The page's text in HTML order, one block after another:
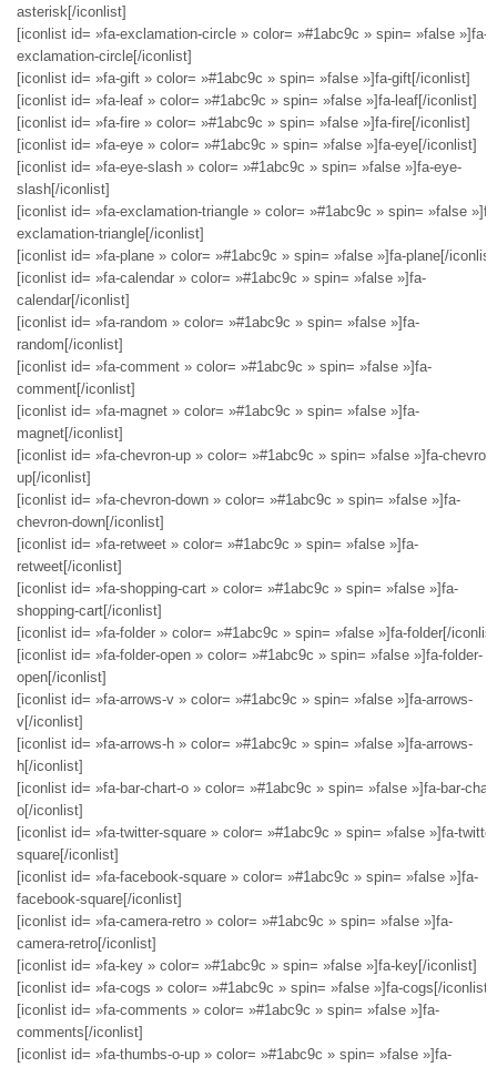
asterisk[/iconlist]
[iconlist id= »fa-exclamation-circle » color= »#1abc9c » spin= »false »]fa-
exclamation-circle[/iconlist]
[iconlist id= »fa-gift » color= »#1abc9c » spin= »false »]fa-gift[/iconlist]
[iconlist id= »fa-leaf » color= »#1abc9c » spin= »false »]fa-leaf[/iconlist]
[iconlist id= »fa-fire » color= »#1abc9c » spin= »false »]fa-fire[/iconlist]
[iconlist id= »fa-eye » color= »#1abc9c » spin= »false »]fa-eye[/iconlist]
[iconlist id= »fa-eye-slash » color= »#1abc9c » spin= »false »]fa-eye-
slash[/iconlist]
[iconlist id= »fa-exclamation-triangle » color= »#1abc9c » spin= »false
exclamation-triangle[/iconlist]
[iconlist id= »fa-plane » color= »#1abc9c » spin= »false »]fa-plane[/
[iconlist id= »fa-calendar » color= »#1abc9c » spin= »false »]fa-
calendar[/iconlist]
[iconlist id= »fa-random » color= »#1abc9c » spin= »false »]fa-
random[/iconlist]
[iconlist id= »fa-comment » color= »#1abc9c » spin= »false »]fa-
comment[/iconlist]
[iconlist id= »fa-magnet » color= »#1abc9c » spin= »false »]fa-
magnet[/iconlist]
[iconlist id= »fa-chevron-up » color= »#1abc9c » spin= »false »]fa-chevron-
up[/iconlist]
[iconlist id= »fa-chevron-down » color= »#1abc9c » spin= »false »]fa-
chevron-down[/iconlist]
[iconlist id= »fa-retweet » color= »#1abc9c » spin= »false »]fa-
retweet[/iconlist]
[iconlist id= »fa-shopping-cart » color= »#1abc9c » spin= »false »]fa-
shopping-cart[/iconlist]
[iconlist id= »fa-folder » color= »#1abc9c » spin= »false »]fa-folder[/
[iconlist id= »fa-folder-open » color= »#1abc9c » spin= »false »]fa-folder-
open[/iconlist]
[iconlist id= »fa-arrows-v » color= »#1abc9c » spin= »false »]fa-arrows-
v[/iconlist]
[iconlist id= »fa-arrows-h » color= »#1abc9c » spin= »false »]fa-arrows-
h[/iconlist]
[iconlist id= »fa-bar-chart-o » color= »#1abc9c » spin= »false »]fa-bar-
o[/iconlist]
[iconlist id= »fa-twitter-square » color= »#1abc9c » spin= »false »]fa-
square[/iconlist]
[iconlist id= »fa-facebook-square » color= »#1abc9c » spin= »false »]fa-
facebook-square[/iconlist]
[iconlist id= »fa-camera-retro » color= »#1abc9c » spin= »false »]fa-
camera-retro[/iconlist]
[iconlist id= »fa-key » color= »#1abc9c » spin= »false »]fa-key[/iconlist]
[iconlist id= »fa-cogs » color= »#1abc9c » spin= »false »]fa-cogs[/iconlist]
[iconlist id= »fa-comments » color= »#1abc9c » spin= »false »]fa-
comments[/iconlist]
[iconlist id= »fa-thumbs-o-up » color= »#1abc9c » spin= »false »]fa-